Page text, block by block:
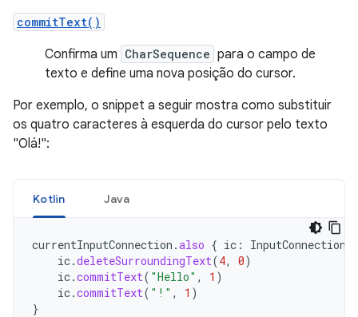
commitText()
Confirma um CharSequence para o campo de
texto e define uma nova posição do cursor.
Por exemplo, o snippet a seguir mostra como substituir
os quatro caracteres à esquerda do cursor pelo texto
"Olá!":
Kotlin Java
currentInputConnection .also { ic : InputConnection
ic.deleteSurroundingText(4, 0)
ic.commitText( "Hello" , 1 )
ic.commitText( "!" , 1 )
}